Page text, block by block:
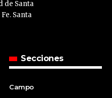
de Santa
Santa
Secciones
Campo